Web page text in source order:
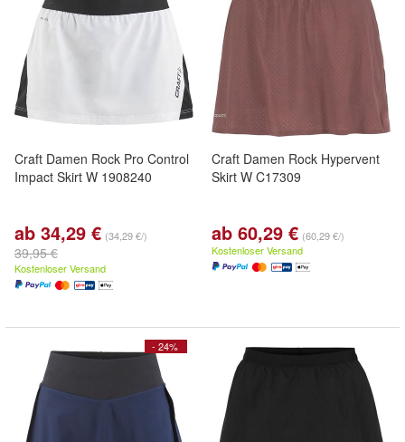
Craft Damen Rock Pro Control
Impact Skirt W 1908240
ab 34,29 € (34,29 €/)
39,95 €
Kostenloser Versand
Craft Damen Rock Hypervent
Skirt W C17309
ab 60,29 € (60,29 €/)
Kostenloser Versand
- 24%